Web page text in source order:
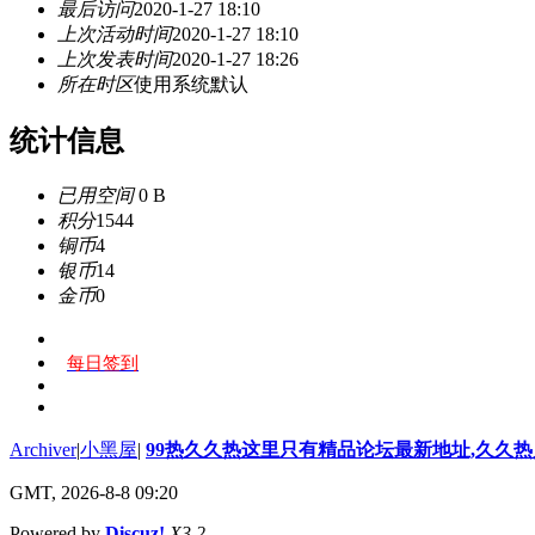
最后访问2020-1-27 18:10
上次活动时间2020-1-27 18:10
上次发表时间2020-1-27 18:26
所在时区使用系统默认
统计信息
已用空间0 B
积分1544
铜币4
银币14
金币0
每日签到
Archiver|小黑屋| 99热久久热这里只有精品论坛最新地址,久久
GMT, 2026-8-8 09:20